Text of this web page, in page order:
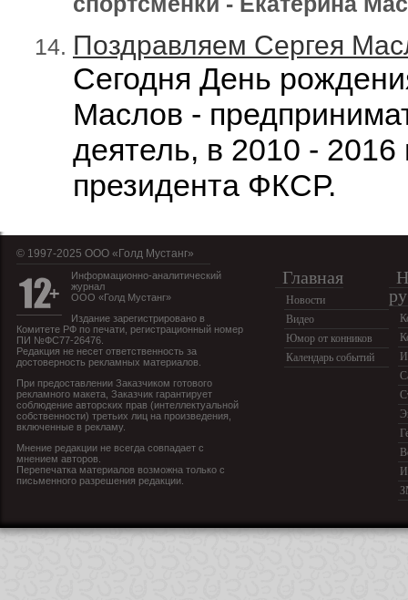
Поздравляем Сергея
Сегодня День
Маслов -
деятель, в 2010 -
президента ФКСР.
© 1997-2025 OOO «Голд Мустанг»
Информационно-аналитический
журнал
ООО «Голд Мустанг»
Издание зарегистрировано в
Комитете РФ по печати, регистрационный номер
ПИ №ФС77-26476.
Редакция не несет ответственность за
достоверность рекламных материалов.
При предоставлении Заказчиком готового
рекламного макета, Заказчик гарантирует
соблюдение авторских прав (интеллектуальной
собственности) третьих лиц на произведения,
включенные в рекламу.
Мнение редакции не всегда совпадает с
мнением авторов.
Перепечатка материалов возможна только с
письменного разрешения редакции.
Главная
Новости
Видео
Юмор от конников
Календарь событий